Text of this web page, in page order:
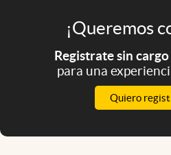
¡Queremos
Registrate sin
para una
Quiero